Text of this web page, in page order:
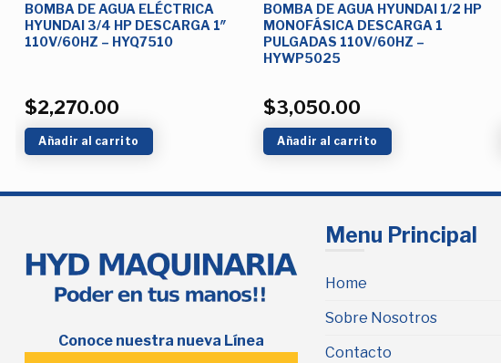
BOMBA DE AGUA ELÉCTRICA
HYUNDAI 3/4 HP DESCARGA 1″
110V/60HZ – HYQ7510
$2,270.00
Añadir al carrito
BOMBA DE AGUA HYUNDAI 1/2 HP
MONOFÁSICA DESCARGA 1
PULGADAS 110V/60HZ –
HYWP5025
$3,050.00
Añadir al carrito
Conoce nuestra nueva Línea
Menu Principal
Home
Sobre Nosotros
Contacto